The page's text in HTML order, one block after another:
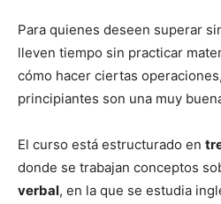
Para quienes deseen superar
lleven tiempo sin practicar
cómo hacer ciertas
principiantes son una muy
El curso está estructurado en
donde se trabajan conceptos
verbal, en la que se estudia